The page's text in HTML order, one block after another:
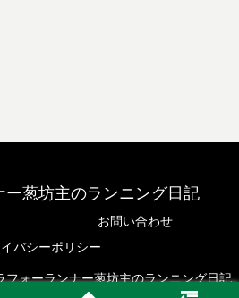
ー葱坊主のランニング日記
お問い合わせ
バシーポリシー
ォーランナー葱坊主のランニング日記